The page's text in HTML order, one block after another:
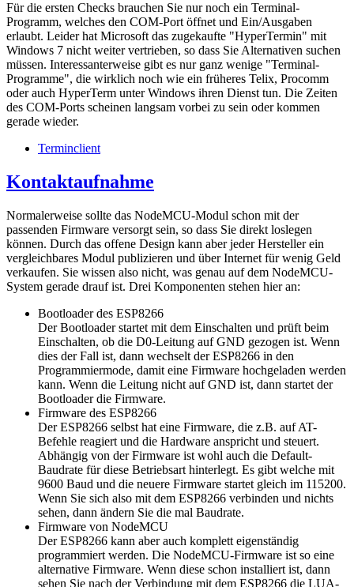
Für die ersten Checks brauchen Sie nur noch ein Terminal-
Programm, welches den COM-Port öffnet und Ein/Ausgaben
erlaubt. Leider hat Microsoft das zugekaufte "HyperTermin" mit
Windows 7 nicht weiter vertrieben, so dass Sie Alternativen suchen
müssen. Interessanterweise gibt es nur ganz wenige "Terminal-
Programme", die wirklich noch wie ein früheres Telix, Procomm
oder auch HyperTerm unter Windows ihren Dienst tun. Die Zeiten
des COM-Ports scheinen langsam vorbei zu sein oder kommen
gerade wieder.
Terminclient
Kontaktaufnahme
Normalerweise sollte das NodeMCU-Modul schon mit der
passenden Firmware versorgt sein, so dass Sie direkt loslegen
können. Durch das offene Design kann aber jeder Hersteller ein
vergleichbares Modul publizieren und über Internet für wenig Geld
verkaufen. Sie wissen also nicht, was genau auf dem NodeMCU-
System gerade drauf ist. Drei Komponenten stehen hier an:
Bootloader des ESP8266
Der Bootloader startet mit dem Einschalten und prüft beim
Einschalten, ob die D0-Leitung auf GND gezogen ist. Wenn
dies der Fall ist, dann wechselt der ESP8266 in den
Programmiermode, damit eine Firmware hochgeladen werden
kann. Wenn die Leitung nicht auf GND ist, dann startet der
Bootloader die Firmware.
Firmware des ESP8266
Der ESP8266 selbst hat eine Firmware, die z.B. auf AT-
Befehle reagiert und die Hardware anspricht und steuert.
Abhängig von der Firmware ist wohl auch die Default-
Baudrate für diese Betriebsart hinterlegt. Es gibt welche mit
9600 Baud und die neuere Firmware startet gleich im 115200.
Wenn Sie sich also mit dem ESP8266 verbinden und nichts
sehen, dann ändern Sie die mal Baudrate.
Firmware von NodeMCU
Der ESP8266 kann aber auch komplett eigenständig
programmiert werden. Die NodeMCU-Firmware ist so eine
alternative Firmware. Wenn diese schon installiert ist, dann
sehen Sie nach der Verbindung mit dem ESP8266 die LUA-